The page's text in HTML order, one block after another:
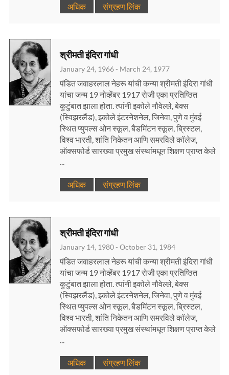
अधिक संग्रहण लिंक
श्रीमती इंदिरा गांधी
January 24, 1966 - March 24, 1977
पंडित जवाहरलाल नेहरू यांची कन्या श्रीमती इंदिरा गांधी
यांचा जन्म 19 नोव्हेंबर 1917 रोजी एका प्रतिष्ठित
कुटुंबात झाला होता. त्यांनी इकोले नौवेल्ले, बेक्स
(स्विझरलैंड), इकोले इंटरनेशनेल, जिनेवा, पुणे व मुंबई
स्थित प्युपल्स ओन स्कूल, बैडमिंटन स्कूल, ब्रिस्टल,
विश्व भारती, शांति निकेतन आणि समरविले कॉलेज,
ऑक्सफोर्ड सारख्या प्रमुख संस्थांमधून शिक्षण प्राप्त केले
...
अधिक संग्रहण लिंक
श्रीमती इंदिरा गांधी
January 14, 1980 - October 31, 1984
पंडित जवाहरलाल नेहरू यांची कन्या श्रीमती इंदिरा गांधी
यांचा जन्म 19 नोव्हेंबर 1917 रोजी एका प्रतिष्ठित
कुटुंबात झाला होता. त्यांनी इकोले नौवेल्ले, बेक्स
(स्विझरलैंड), इकोले इंटरनेशनेल, जिनेवा, पुणे व मुंबई
स्थित प्युपल्स ओन स्कूल, बैडमिंटन स्कूल, ब्रिस्टल,
विश्व भारती, शांति निकेतन आणि समरविले कॉलेज,
ऑक्सफोर्ड सारख्या प्रमुख संस्थांमधून शिक्षण प्राप्त केले
...
अधिक संग्रहण लिंक